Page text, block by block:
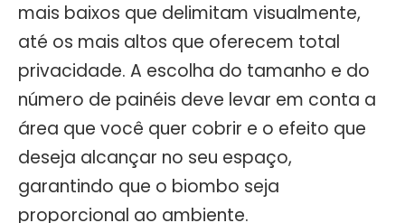
mais baixos que delimitam visualmente,
até os mais altos que oferecem total
privacidade. A escolha do tamanho e do
número de painéis deve levar em conta a
área que você quer cobrir e o efeito que
deseja alcançar no seu espaço,
garantindo que o biombo seja
proporcional ao ambiente.